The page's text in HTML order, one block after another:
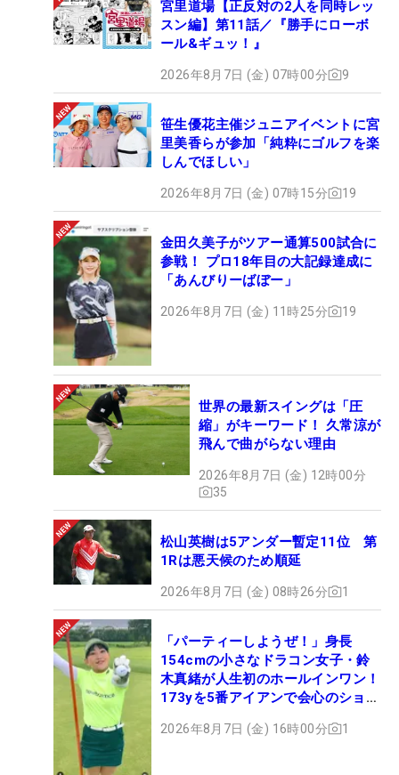
宮里道場【正反対の2人を同時レッ
スン編】第11話／『勝手にローボ
ール&ギュッ！』
2026年8月7日 (金) 07時00分 9
笹生優花主催ジュニアイベントに宮
里美香らが参加「純粋にゴルフを楽
しんでほしい」
2026年8月7日 (金) 07時15分 19
金田久美子がツアー通算500試合に
参戦！ プロ18年目の大記録達成に
「あんびりーばぼー」
2026年8月7日 (金) 11時25分 19
世界の最新スイングは「圧
縮」がキーワード！ 久常涼が
飛んで曲がらない理由
2026年8月7日 (金) 12時00分
35
松山英樹は5アンダー暫定11位 第
1Rは悪天候のため順延
2026年8月7日 (金) 08時26分 1
「パーティーしようぜ！」身長
154cmの小さなドラコン女子・鈴
木真緒が人生初のホールインワン！
173yを5番アイアンで会心のショッ
2026年8月7日 (金) 16時00分 1